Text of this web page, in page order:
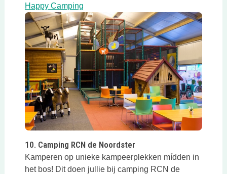
Happy CampingDeze link opent in een nieuwe tab
10. Camping RCN de Noordster
Kamperen op unieke kampeerplekken mídden in
het bos! Dit doen jullie bij camping RCN de